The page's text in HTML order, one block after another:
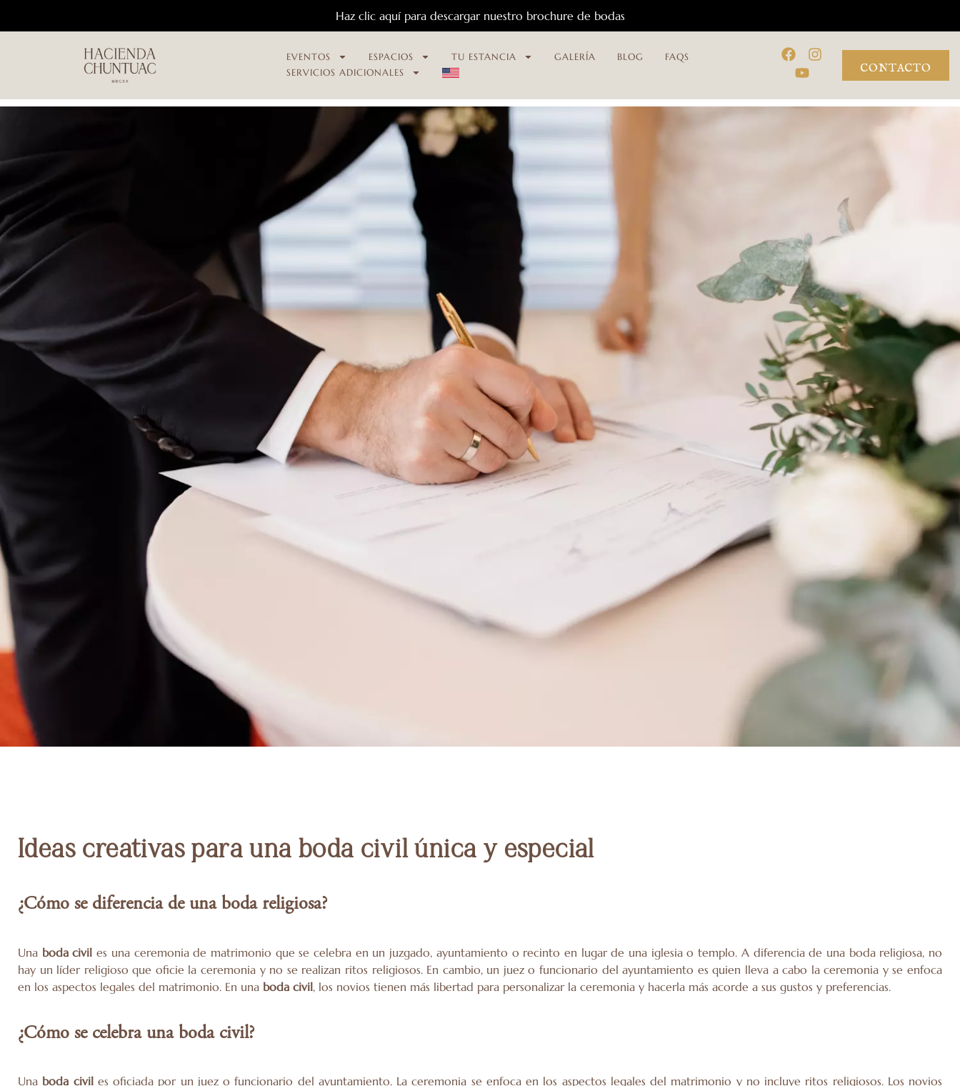
Haz clic aquí para descargar nuestro brochure de bodas
EVENTOS ESPACIOS TU ESTANCIA GALERÍA BLOG
FAQS
SERVICIOS ADICIONALES
CONTACTO
Ideas creativas para una boda civil única y especial
¿Cómo se diferencia de una boda religiosa?
Una boda civil es una ceremonia de matrimonio que se celebra en un juzgado, ayuntamiento o recinto en lugar de una iglesia o templo. A diferencia de una boda religiosa, no
hay un líder religioso que oficie la ceremonia y no se realizan ritos religiosos. En cambio, un juez o funcionario del ayuntamiento es quien lleva a cabo la ceremonia y se enfoca
en los aspectos legales del matrimonio. En una boda civil, los novios tienen más libertad para personalizar la ceremonia y hacerla más acorde a sus gustos y preferencias.
¿Cómo se celebra una boda civil?
Una boda civiles oficiada por un juez o funcionario del ayuntamiento. La ceremonia se enfoca en los aspectos legales del matrimonio y no incluye ritos religiosos. Los novios